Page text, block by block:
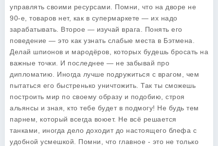
управлять своими ресурсами. Помни, что на дворе не
90-е, товаров нет, как в супермаркете — их надо
зарабатывать. Второе — изучай врага. Понять его
поведение — это как узнать слабые места в Бэтмена.
Делай шпионов и мародёров, которых будешь бросать на
важные точки. И последнее — не забывай про
дипломатию. Иногда лучше подружиться с врагом, чем
пытаться его быстренько уничтожить. Так ты сможешь
построить мир по своему образу и подобию, строя
альянсы и зная, кто тебе будет в подмогу! Не будь тем
парнем, который всегда воюет. Не всё решается
танками, иногда дело доходит до настоящего блефа с
удобной усмешкой. Помни, что главное - это не только